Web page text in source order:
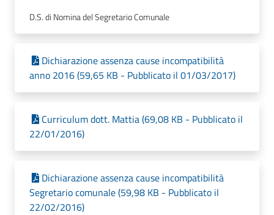
D.S. di Nomina del Segretario Comunale
Dichiarazione assenza cause incompatibilità
anno 2016 (59,65 KB - Pubblicato il 01/03/2017)
Curriculum dott. Mattia (69,08 KB - Pubblicato il
22/01/2016)
Dichiarazione assenza cause incompatibilità
Segretario comunale (59,98 KB - Pubblicato il
22/02/2016)